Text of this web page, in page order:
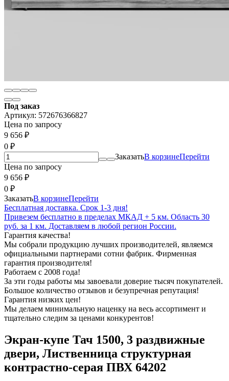
Под заказ
Артикул: 572676366827
Цена по запросу
9 656 ₽
0 ₽
ЗаказатьВ корзинеПерейти
Цена по запросу
9 656 ₽
0 ₽
ЗаказатьВ корзинеПерейти
Бесплатная доставка. Срок 1-3 дня!
Привезем бесплатно в пределах МКАД + 5 км. Область 30
руб. за 1 км. Доставляем в любой регион России.
Гарантия качества!
Мы собрали продукцию лучших производителей, являемся
официальными партнерами сотни фабрик. Фирменная
гарантия производителя!
Работаем с 2008 года!
За эти годы работы мы завоевали доверие тысяч покупателей.
Большое количество отзывов и безупречная репутация!
Гарантия низких цен!
Мы делаем минимальную наценку на весь ассортимент и
тщательно следим за ценами конкурентов!
Экран-купе Тач 1500, 3 раздвижные
двери, Лиственница структурная
контрастно-серая ПВХ 64202